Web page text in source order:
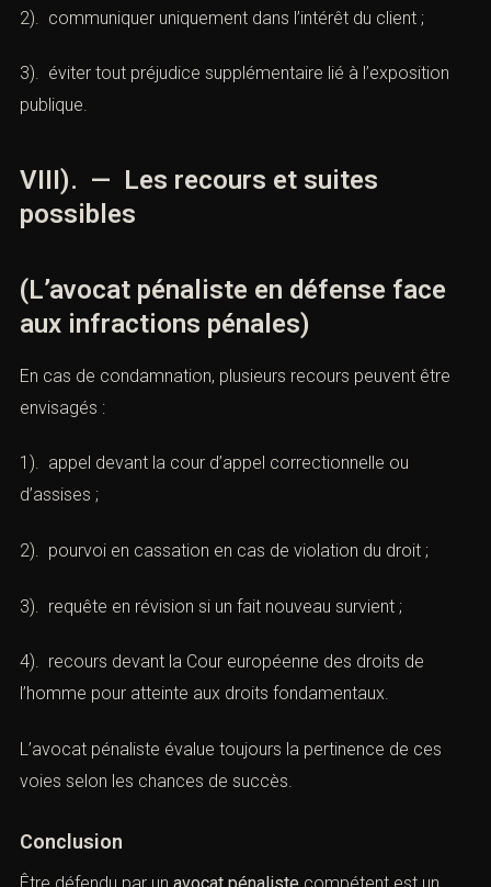
2). communiquer uniquement dans l’intérêt du client ;
3). éviter tout préjudice supplémentaire lié à l’exposition
publique.
VIII). — Les recours et suites
possibles
(L’avocat pénaliste en défense face
aux infractions pénales)
En cas de condamnation, plusieurs recours peuvent être
envisagés :
1). appel devant la cour d’appel correctionnelle ou
d’assises ;
2). pourvoi en cassation en cas de violation du droit ;
3). requête en révision si un fait nouveau survient ;
4). recours devant la Cour européenne des droits de
l’homme pour atteinte aux droits fondamentaux.
L’avocat pénaliste évalue toujours la pertinence de ces
voies selon les chances de succès.
Conclusion